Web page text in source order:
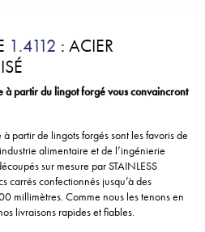
1.4112 : ACIER
à partir du lingot forgé vous convaincront
partir de lingots forgés sont les favoris de
alimentaire et de l’ingénierie
sur mesure par STAINLESS
carrés confectionnés jusqu’à des
millimètres. Comme nous les tenons en
livraisons rapides et fiables.